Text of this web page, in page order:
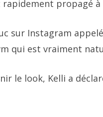
rapidement propagé
sur Instagram
qui est vraiment
le look, Kelli a